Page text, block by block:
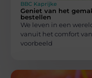
BBC Kaprijke
Geniet van het
bestellen
We leven in een
vanuit het comfort
voorbeeld